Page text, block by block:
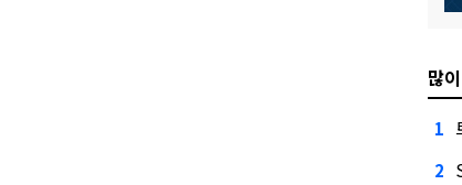
많
1
2